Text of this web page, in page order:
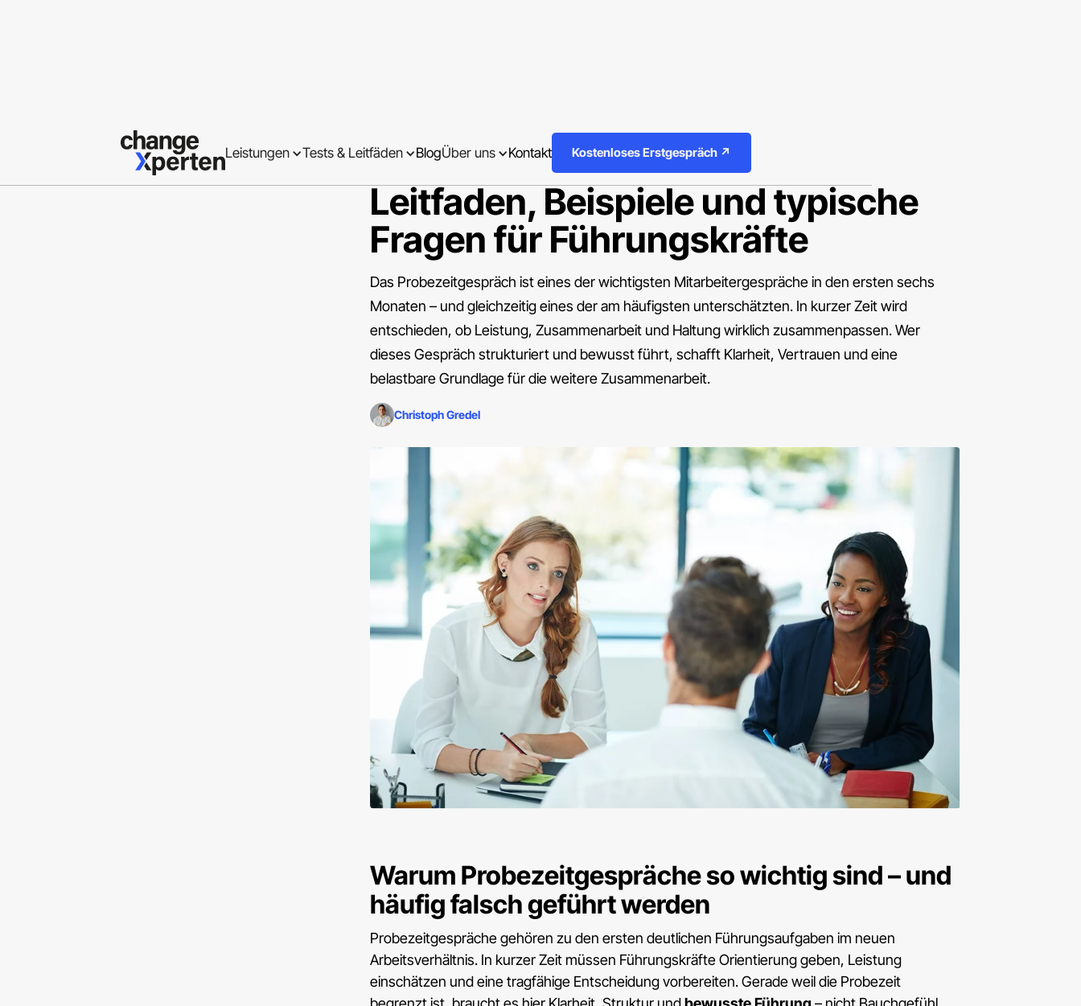
Leistungen Tests & Leitfäden BlogÜber uns Kontakt Kostenloses Erstgespräch ↗
Inhaltsverzeichnis
Headline 2
Headline 3
Probezeitgespräch führen:
Leitfaden, Beispiele und typische
Fragen für Führungskräfte
Das Probezeitgespräch ist eines der wichtigsten Mitarbeitergespräche in den ersten sechs
Monaten – und gleichzeitig eines der am häufigsten unterschätzten. In kurzer Zeit wird
entschieden, ob Leistung, Zusammenarbeit und Haltung wirklich zusammenpassen. Wer
dieses Gespräch strukturiert und bewusst führt, schafft Klarheit, Vertrauen und eine
belastbare Grundlage für die weitere Zusammenarbeit.
Christoph Gredel
Warum Probezeitgespräche so wichtig sind – und
häufig falsch geführt werden
Probezeitgespräche gehören zu den ersten deutlichen Führungsaufgaben im neuen
Arbeitsverhältnis. In kurzer Zeit müssen Führungskräfte Orientierung geben, Leistung
einschätzen und eine tragfähige Entscheidung vorbereiten. Gerade weil die Probezeit